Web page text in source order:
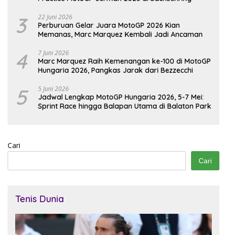
3 22 Juni 2026
Perburuan Gelar Juara MotoGP 2026 Kian
Memanas, Marc Marquez Kembali Jadi Ancaman
4 7 Juni 2026
Marc Marquez Raih Kemenangan ke-100 di MotoGP
Hungaria 2026, Pangkas Jarak dari Bezzecchi
5 5 Juni 2026
Jadwal Lengkap MotoGP Hungaria 2026, 5-7 Mei:
Sprint Race hingga Balapan Utama di Balaton Park
Cari
Cari
Tenis Dunia